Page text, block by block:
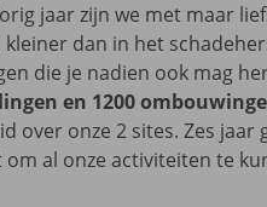
jaar zijn we met maar
kleiner dan in het
die je nadien ook mag
en 1200
over onze 2 sites. Zes
om al onze activiteiten te